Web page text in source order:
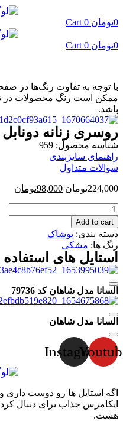
به
0تومان 0
Cart
0تومان 0
Cart
با توجه به تفاوت رنگ‌ها در
باشد.
روسری زنانه دونابل
شناسه محصول: 959
راهنمای سایزبندی
سوالات متداول
224,000تومان 98,000تومان
روسری
زنانه
دونابل
quantity
Add to cart
دسته بندی: پوشاک
رنگ ها: مشکی
استایل های
السانا مدل شاهان کد 79736
السانا مدل شاهان
Instagram
اگه استایل ها رو دوست
ایکامرس جذاب برای دنبال
هست.